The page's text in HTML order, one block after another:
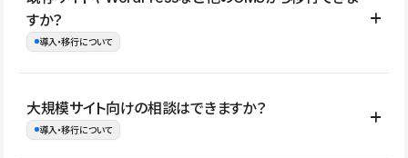
グ・メディア、イベントサイト、店舗・商品紹介サイト、ポートフ
ォリオなど幅広く制作できます。
すか？
導入・移行について
はい。既存サイトの構成やコンテンツ、URLを整理したうえで、
Studio上に再構築する形で移行できます。 WordPressの場合は、
大規模サイト向けの相談はできますか？
導入・移行について